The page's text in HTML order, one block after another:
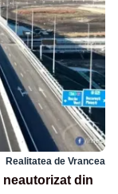
Realitatea de Vrancea
din